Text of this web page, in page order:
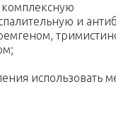
и
использовать